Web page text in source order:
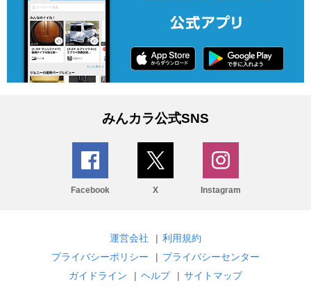
みんカラ公式SNS
Facebook X Instagram
運営会社 | 利用規約
プライバシーポリシー
| プライバシーセンター
ガイドライン
| ヘルプ | サイトマップ